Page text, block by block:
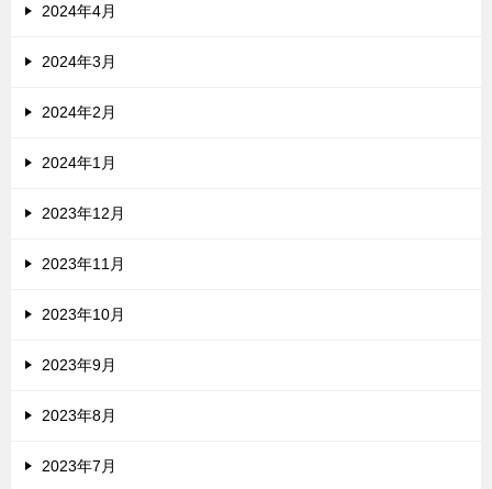
2024年4月
2024年3月
2024年2月
2024年1月
2023年12月
2023年11月
2023年10月
2023年9月
2023年8月
2023年7月